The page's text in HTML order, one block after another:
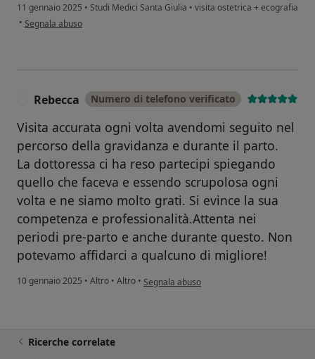
11 gennaio 2025 • Studi Medici Santa Giulia • visita ostetrica + ecografia
• secondo l'opinione dell'utente Irene
Segnala abuso
Rebecca Numero di telefono verificato
Visita accurata ogni volta avendomi seguito nel
percorso della gravidanza e durante il parto.
La dottoressa ci ha reso partecipi spiegando
quello che faceva e essendo scrupolosa ogni
volta e ne siamo molto grati. Si evince la sua
competenza e professionalità.Attenta nei
periodi pre-parto e anche durante questo. Non
potevamo affidarci a qualcuno di migliore!
10 gennaio 2025 • Altro • Altro • secondo l'opinione dell'utente Rebecca
Segnala abuso
Ricerche correlate